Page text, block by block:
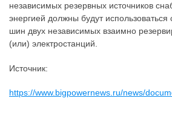
независимых резервных источников
энергией должны будут
шин двух независимых взаимно
(или) электростанций.
Источник:
https://www.bigpowernews.ru/news/